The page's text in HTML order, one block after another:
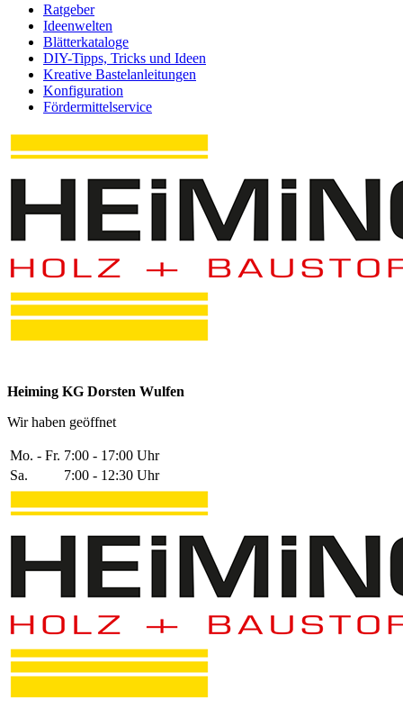
Ratgeber
Ideenwelten
Blätterkataloge
DIY-Tipps, Tricks und Ideen
Kreative Bastelanleitungen
Konfiguration
Fördermittelservice
Heiming KG Dorsten Wulfen
Wir haben geöffnet
Mo. - Fr. 7:00 - 17:00 Uhr
Sa.
7:00 - 12:30 Uhr